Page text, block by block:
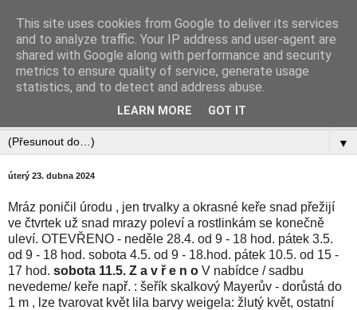
Zahradnictví Šlotava
▼
úterý 23. dubna 2024
Mráz poničil úrodu , jen trvalky a okrasné keře snad přežijí
ve čtvrtek už snad mrazy poleví a rostlinkám se konečně
uleví. OTEVŘENO - neděle 28.4. od 9 - 18 hod. pátek 3.5.
od 9 - 18 hod. sobota 4.5. od 9 - 18.hod. pátek 10.5. od 15 -
17 hod. sobota 11.5. Z a v ř e n o V nabídce / sadbu
nevedeme/ keře např. : šeřík skalkový Mayerův - dorůstá do
1 m , lze tvarovat květ lila barvy weigela: žlutý květ, ostatní
This site uses cookies from Google to deliver its services
and to analyze traffic. Your IP address and user-agent are
shared with Google along with performance and security
metrics to ensure quality of service, generate usage
statistics, and to detect and address abuse.
LEARN MORE GOT IT